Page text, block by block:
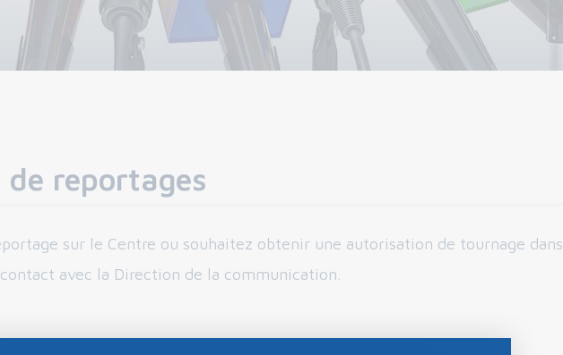
reportages
sur le Centre ou souhaitez obtenir une autorisation de tournage dans
avec la Direction de la communication.